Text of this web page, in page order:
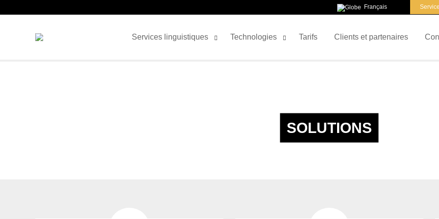
Français
Services linguistiques Technologies Tarifs Clients et partenaires
SOLUTIONS